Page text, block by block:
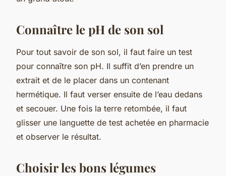
Connaître le pH de son sol
Pour tout savoir de son sol, il faut faire un test
pour connaître son pH. Il suffit d’en prendre un
extrait et de le placer dans un contenant
hermétique. Il faut verser ensuite de l’eau dedans
et secouer. Une fois la terre retombée, il faut
glisser une languette de test achetée en pharmacie
et observer le résultat.
Choisir les bons légumes